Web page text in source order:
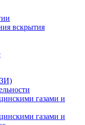
вскрытия
газами и
газами и